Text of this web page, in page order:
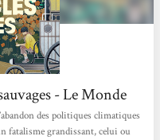
- Le Monde
des politiques climatiques
fatalisme grandissant, celui ou